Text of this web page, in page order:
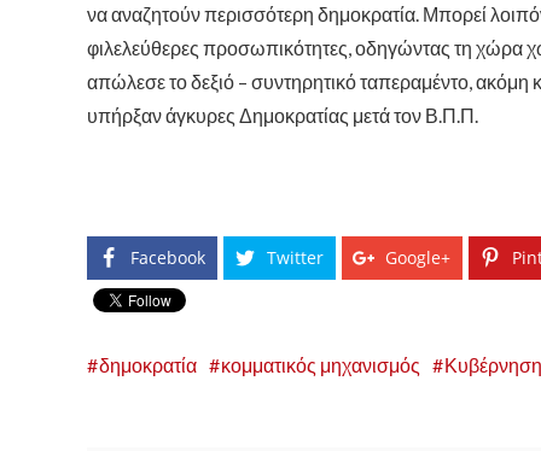
να αναζητούν περισσότερη δημοκρατία. Μπορεί
φιλελεύθερες προσωπικότητες, οδηγώντας τη χώρα
απώλεσε το δεξιό – συντηρητικό ταπεραμέντο,
υπήρξαν άγκυρες Δημοκρατίας μετά τον Β.Π.Π.
Facebook Twitter Google+
δημοκρατία κομματικός μηχανισμός